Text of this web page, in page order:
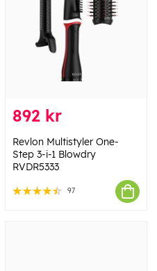
892 kr
Revlon Multistyler One-
Step 3-i-1 Blowdry
RVDR5333
97